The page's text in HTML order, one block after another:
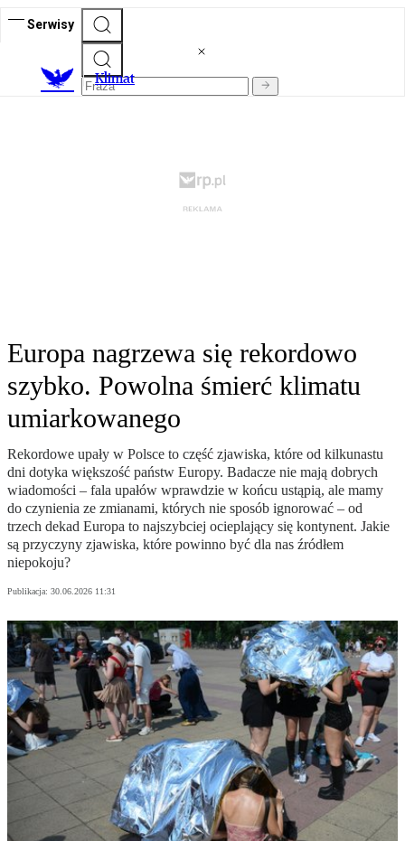
Serwisy
Klimat
Europa nagrzewa się rekordowo
szybko. Powolna śmierć klimatu
umiarkowanego
Rekordowe upały w Polsce to część zjawiska, które od kilkunastu
dni dotyka większość państw Europy. Badacze nie mają dobrych
wiadomości – fala upałów wprawdzie w końcu ustąpią, ale mamy
do czynienia ze zmianami, których nie sposób ignorować – od
trzech dekad Europa to najszybciej ocieplający się kontynent. Jakie
są przyczyny zjawiska, które powinno być dla nas źródłem
niepokoju?
Publikacja: 30.06.2026 11:31